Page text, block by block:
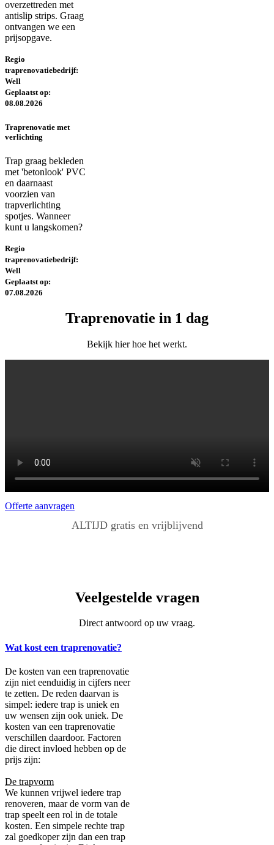
overzettreden met
antislip strips. Graag
ontvangen we een
prijsopgave.
Regio
traprenovatiebedrijf:
Well
Geplaatst op:
08.08.2026
Traprenovatie met
verlichting
Trap graag bekleden
met 'betonlook' PVC
en daarnaast
voorzien van
trapverlichting
spotjes. Wanneer
kunt u langskomen?
Regio
traprenovatiebedrijf:
Well
Geplaatst op:
07.08.2026
Traprenovatie in 1 dag
Bekijk hier hoe het werkt.
Offerte aanvragen
ALTIJD gratis en vrijblijvend
Veelgestelde vragen
Direct antwoord op uw vraag.
Wat kost een traprenovatie?
De kosten van een traprenovatie
zijn niet eenduidig in cijfers neer
te zetten. De reden daarvan is
simpel: iedere trap is uniek en
uw wensen zijn ook uniek. De
kosten van een traprenovatie
verschillen daardoor. Factoren
die direct invloed hebben op de
prijs zijn:
De trapvorm
We kunnen vrijwel iedere trap
renoveren, maar de vorm van de
trap speelt een rol in de totale
kosten. Een simpele rechte trap
zal goedkoper zijn dan een trap